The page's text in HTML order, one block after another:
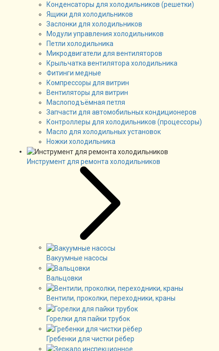
Конденсаторы для холодильников (решетки)
Ящики для холодильников
Заслонки для холодильников
Модули управления холодильников
Петли холодильника
Микродвигатели для вентиляторов
Крыльчатка вентилятора холодильника
Фитинги медные
Компрессоры для витрин
Вентиляторы для витрин
Маслоподъёмная петля
Запчасти для автомобильных кондиционеров
Контроллеры для холодильников (процессоры)
Масло для холодильных установок
Ножки холодильника
Инструмент для ремонта холодильников
Вакуумные насосы
Вальцовки
Вентили, проколки, переходники, краны
Горелки для пайки трубок
Гребенки для чистки рёбер